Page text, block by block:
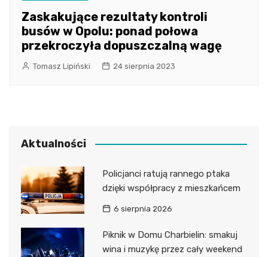
Zaskakujące rezultaty kontroli
busów w Opolu: ponad połowa
przekroczyła dopuszczalną wagę
Tomasz Lipiński 24 sierpnia 2023
Aktualności
Policjanci ratują rannego ptaka
dzięki współpracy z mieszkańcem
6 sierpnia 2026
Piknik w Domu Charbielin: smakuj
wina i muzykę przez cały weekend